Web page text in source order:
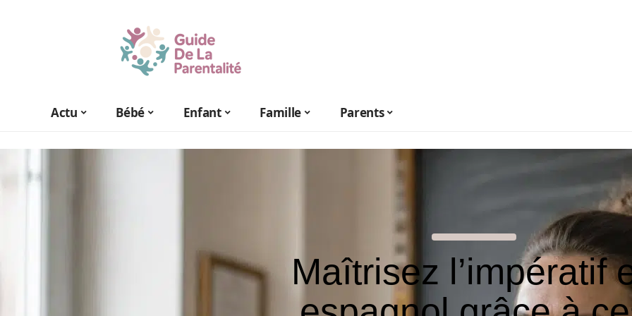
Actu Bébé Enfant Famille Parents
Maîtrisez l’impératif